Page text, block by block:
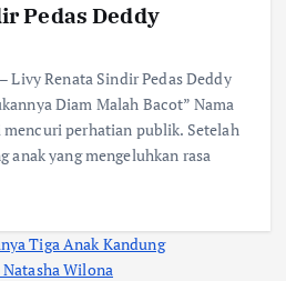
Pedas Deddy
Livy Renata Sindir Pedas Deddy
Diam Malah Bacot” Nama
perhatian publik. Setelah
anak yang mengeluhkan rasa
Tiga Anak Kandung
Wilona